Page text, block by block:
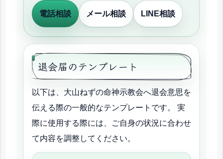
電話相談 メール相談 LINE相談
退会届のテンプレート
以下は、大山ねずの命神示教会へ退会意思を
伝える際の一般的なテンプレートです。 実
際に使用する際には、ご自身の状況に合わせ
て内容を調整してください。